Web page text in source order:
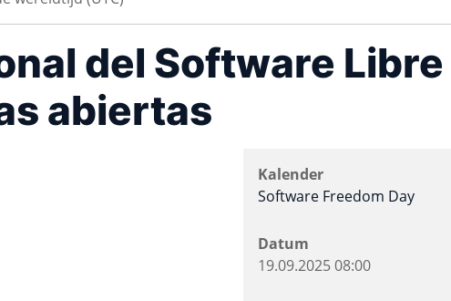
del Software Libre
abiertas
Kalender
Software Freedom Day
Datum
19.09.202508:00